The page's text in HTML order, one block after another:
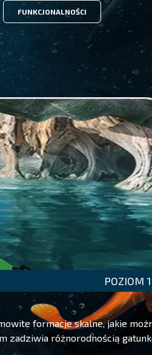
FUNKCJONALNOŚCI
POZIOM
formacje skalne, jakie
zadziwia różnorodnością